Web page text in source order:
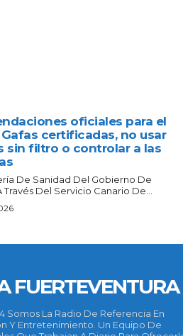
oficiales para el
certificadas, no usar
sin filtro o controlar a las
De Sanidad Del Gobierno De
Través Del Servicio Canario De...
FUERTEVENTURA
Somos La Radio De Referencia En
Y Entretenimiento. Un Equipo De